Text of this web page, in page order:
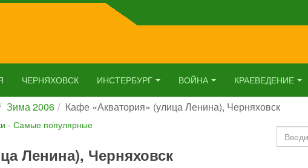
ЧЕРНЯХОВСК ИНСТЕРБУРГ ВОЙНА КРАЕВЕДЕНИЕ
Зима 2006 Кафе «Акватория» (улица Ленина), Черняховск
- Самые популярные
Ленина), Черняховск
Искать...